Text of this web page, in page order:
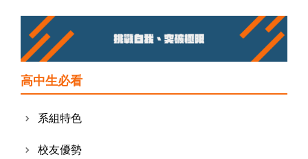
高中生必看
系組特色
校友優勢